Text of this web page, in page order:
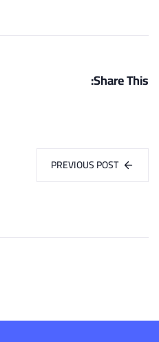
Share This:
PREVIOUS POST